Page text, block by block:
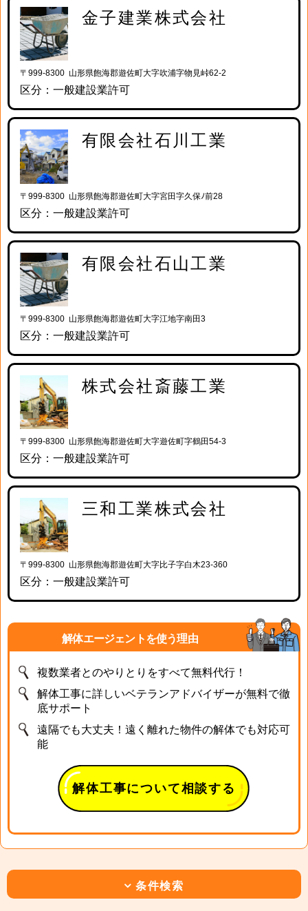
金子建業株式会社
〒999-8300 山形県飽海郡遊佐町大字吹浦字物見峠62-2
区分：一般建設業許可
有限会社石川工業
〒999-8300 山形県飽海郡遊佐町大字宮田字久保ﾉ前28
区分：一般建設業許可
有限会社石山工業
〒999-8300 山形県飽海郡遊佐町大字江地字南田3
区分：一般建設業許可
株式会社斎藤工業
〒999-8300 山形県飽海郡遊佐町大字遊佐町字鶴田54-3
区分：一般建設業許可
三和工業株式会社
〒999-8300 山形県飽海郡遊佐町大字比子字白木23-360
区分：一般建設業許可
解体エージェントを使う理由
複数業者とのやりとりをすべて無料代行！
解体工事に詳しいベテランアドバイザーが無料で徹
底サポート
遠隔でも大丈夫！遠く離れた物件の解体でも対応可
能
解体工事について相談する
条件検索